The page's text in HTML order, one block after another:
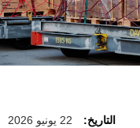
التاريخ: 22 يونيو 2026